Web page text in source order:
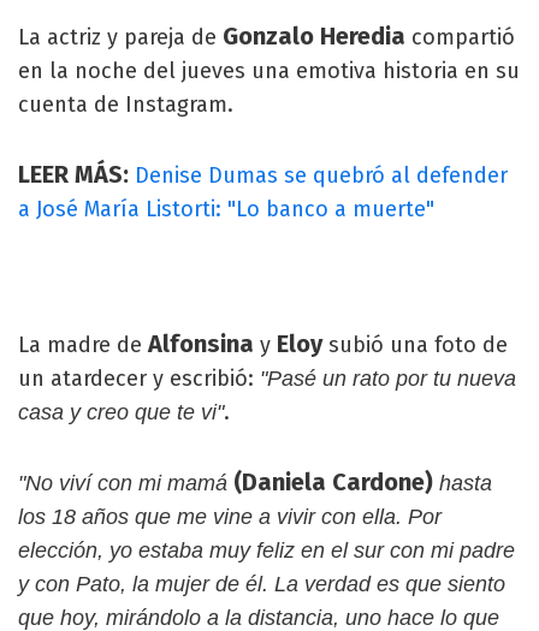
La actriz y pareja de Gonzalo Heredia compartió
en la noche del jueves una emotiva historia en su
cuenta de Instagram.
LEER MÁS: Denise Dumas se quebró al defender
a José María Listorti: "Lo banco a muerte"
La madre deAlfonsina y Eloysubió una foto de
un atardecer y escribió: "Pasé un rato por tu nueva
casa y creo que te vi".
"No viví con mi mamá (Daniela Cardone) hasta
los 18 años que me vine a vivir con ella. Por
elección, yo estaba muy feliz en el sur con mi padre
y con Pato, la mujer de él. La verdad es que siento
que hoy, mirándolo a la distancia, uno hace lo que